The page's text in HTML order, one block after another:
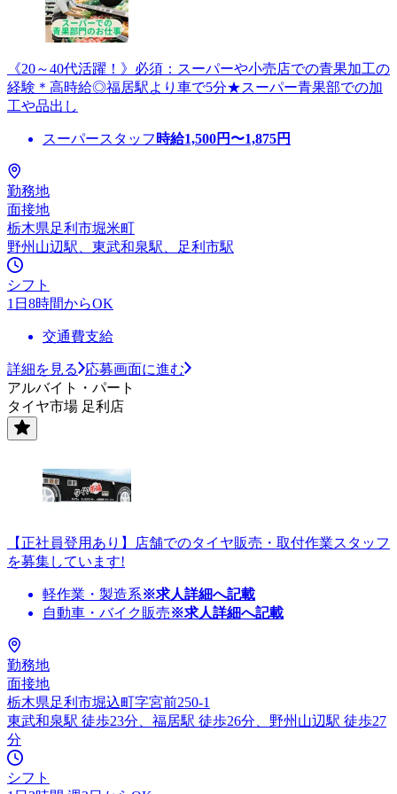
《20～40代活躍！》必須：スーパーや小売店での青果加工の
経験＊高時給◎福居駅より車で5分★スーパー青果部での加
工や品出し
スーパースタッフ 時給1,500円〜1,875円
勤務地
面接地
栃木県足利市堀米町
野州山辺駅、東武和泉駅、足利市駅
シフト
1日8時間からOK
交通費支給
詳細を見る
応募画面に進む
アルバイト・パート
タイヤ市場 足利店
【正社員登用あり】店舗でのタイヤ販売・取付作業スタッフ
を募集しています!
軽作業・製造系※求人詳細へ記載
自動車・バイク販売※求人詳細へ記載
勤務地
面接地
栃木県足利市堀込町字宮前250-1
東武和泉駅 徒歩23分、福居駅 徒歩26分、野州山辺駅 徒歩27
分
シフト